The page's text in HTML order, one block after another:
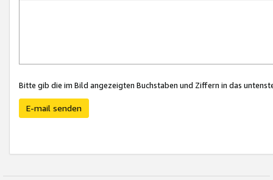
Bitte gib die im Bild angezeigten Buchstaben und Ziffern in das
E-mail senden